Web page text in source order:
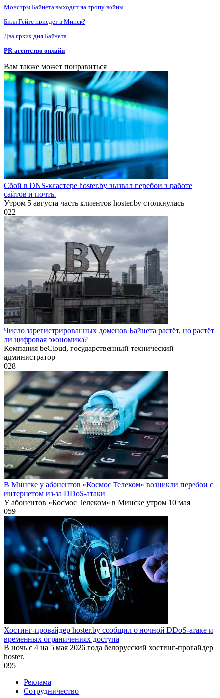
Монстры Байнета выходят на тропу войны
Билл Гейтс приедет в Минск?
Два ярких дня Байнета
PR-агентство онлайн
Вам также может понравиться
Сбой в DNS-кластере hoster.by вызвал перебои в работе
сайтов и почты
Утром 5 августа часть клиентов hoster.by столкнулась
022
Число зарегистрированных доменов Байнета растёт, но растёт
ли цифровая экономика?
Компания beCloud, государственный технический
администратор
028
В Минске у абонентов «Космос Телеком» возникли перебои с
интернетом из-за DDoS-атаки
У абонентов «Космос Телеком» в Минске утром 10 мая
059
Хостинг-провайдер hoster.by сообщил о ночной DDoS-атаке и
временных ограничениях доступа
В ночь с 4 на 5 мая 2026 года белорусский хостинг-провайдер
hoster.
095
Реклама
Сотрудничество